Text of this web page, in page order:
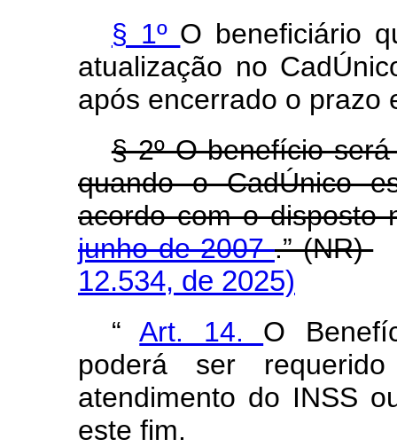
§ 1º O beneficiário
atualização no
após encerrado o prazo
§ 2º O benefício
quando o CadÚnico
acordo com o disposto
junho de 2007.” (NR)
12.534, de 2025)
“Art. 14. O
poderá ser
atendimento do INSS
este fim.